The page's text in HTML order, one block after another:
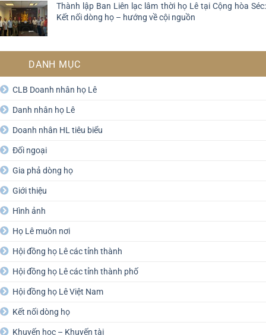
Thành lập Ban Liên lạc lâm thời họ Lê tại Cộng hòa Séc:
Kết nối dòng họ – hướng về cội nguồn
DANH MỤC
CLB Doanh nhân họ Lê
Danh nhân họ Lê
Doanh nhân HL tiêu biểu
Đối ngoại
Gia phả dòng họ
Giới thiệu
Hình ảnh
Họ Lê muôn nơi
Hội đồng họ Lê các tỉnh thành
Hội đồng họ Lê các tỉnh thành phố
Hội đồng họ Lê Việt Nam
Kết nối dòng họ
Khuyến học – Khuyến tài